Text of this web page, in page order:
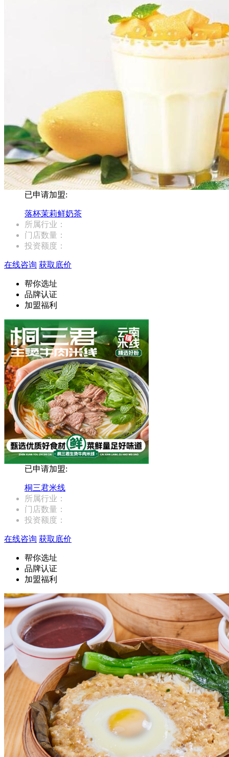
已申请加盟:
落杯茉莉鲜奶茶
所属行业：
门店数量：
投资额度：
在线咨询 获取底价
帮你选址
品牌认证
加盟福利
已申请加盟:
桐三君米线
所属行业：
门店数量：
投资额度：
在线咨询 获取底价
帮你选址
品牌认证
加盟福利